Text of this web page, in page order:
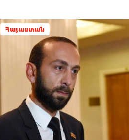
Հայաստան